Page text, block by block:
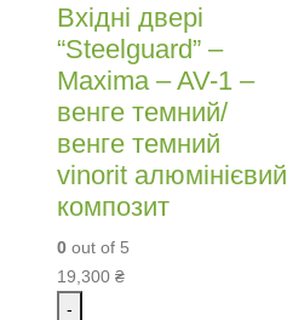
Вхідні двері
“Steelguard” –
Maxima – AV-1 –
венге темний/
венге темний
vinorit алюмінієвий
композит
0 out of 5
19,300 ₴
-